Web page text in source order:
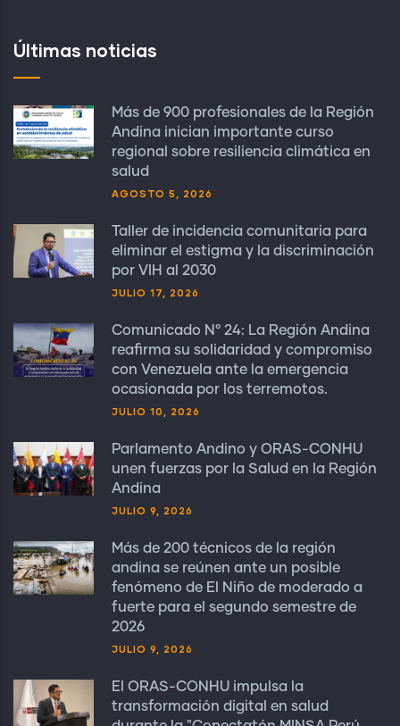
Últimas noticias
Más de 900 profesionales de la Región
Andina inician importante curso
regional sobre resiliencia climática en
salud
AGOSTO 5, 2026
Taller de incidencia comunitaria para
eliminar el estigma y la discriminación
por VIH al 2030
JULIO 17, 2026
Comunicado N° 24: La Región Andina
reafirma su solidaridad y compromiso
con Venezuela ante la emergencia
ocasionada por los terremotos.
JULIO 10, 2026
Parlamento Andino y ORAS-CONHU
unen fuerzas por la Salud en la Región
Andina
JULIO 9, 2026
Más de 200 técnicos de la región
andina se reúnen ante un posible
fenómeno de El Niño de moderado a
fuerte para el segundo semestre de
2026
JULIO 9, 2026
El ORAS-CONHU impulsa la
transformación digital en salud